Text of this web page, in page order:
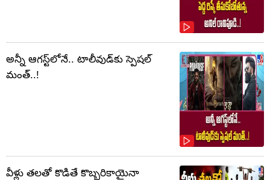
అన్నీ ఆగస్ట్‌లోనే.. టాలీవుడ్‌కు స్పెషల్
మంత్..!
వీళ్లు తలతో కొడితే కొబ్బరికాయైనా